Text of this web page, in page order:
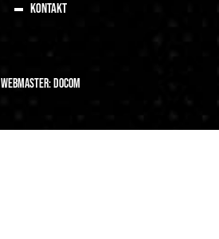
Kontakt
Webmaster:DoCom